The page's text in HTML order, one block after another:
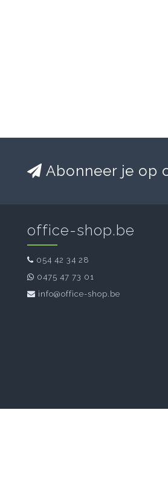
Abonneer je op
office-shop.be
054 42 34 28
0475 47 73 01
info@office-shop.be